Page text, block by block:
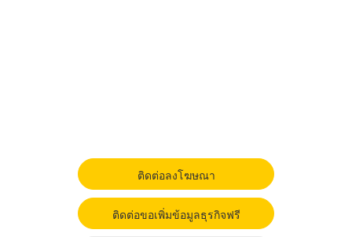
ติดต่อลงโฆษณา
ติดต่อขอเพิ่มข้อมูลธุรกิจฟรี